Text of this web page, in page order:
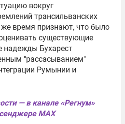
вокруг
трансильванских
же время признают, что было
существующие
надежды Бухарест
"рассасыванием"
Румынии и
— в канале «Регнум»
MAX